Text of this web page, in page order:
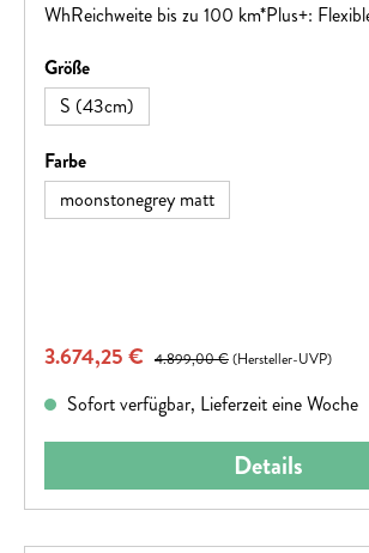
WhReichweite bis zu 100 km*Plus+:
Größeauswählen
S (43cm)
Farbeauswählen
moonstonegrey matt
Verkaufspreis:
3.674,25 € Regulärer Preis:
4.899,00 €(Hersteller-UVP)
Sofort verfügbar, Lieferzeit eine Woche
Details